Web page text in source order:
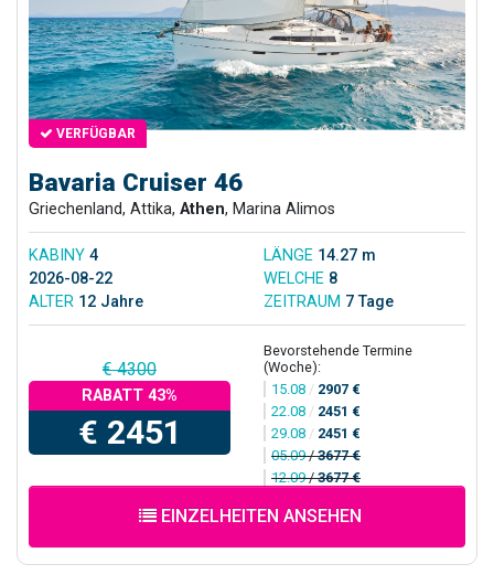
VERFÜGBAR
Bavaria Cruiser 46
Griechenland, Attika, Athen, Marina Alimos
KABINY 4 LÄNGE 14.27 m
2026-08-22
WELCHE 8
ALTER 12 Jahre ZEITRAUM 7 Tage
€ 4300
RABATT 43%
€ 2451
Bevorstehende Termine
(Woche):
15.08 / 2907 €
22.08 / 2451 €
29.08 / 2451 €
05.09/3677 €
12.09/3677 €
EINZELHEITEN ANSEHEN